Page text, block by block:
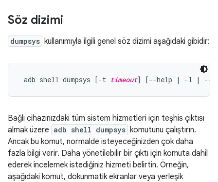
Söz dizimi
dumpsys kullanımıyla ilgili genel söz dizimi aşağıdaki gibidir:
adb shell dumpsys [-t timeout] [--help | -l | --
Bağlı cihazınızdaki tüm sistem hizmetleri için teşhis çıktısı
almak üzere adb shell dumpsys komutunu çalıştırın.
Ancak bu komut, normalde isteyeceğinizden çok daha
fazla bilgi verir. Daha yönetilebilir bir çıktı için komuta dahil
ederek incelemek istediğiniz hizmeti belirtin. Örneğin,
aşağıdaki komut, dokunmatik ekranlar veya yerleşik